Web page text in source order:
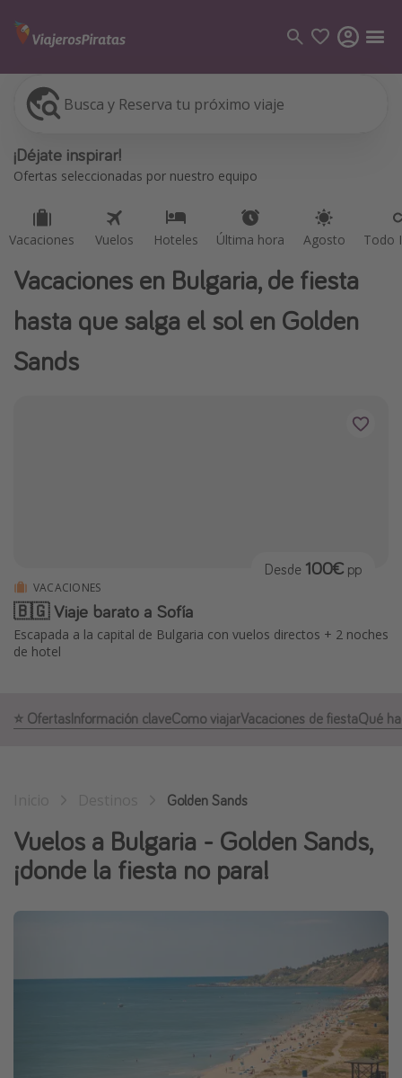
Busca y Reserva tu próximo viaje
¡Déjate inspirar!
Ofertas seleccionadas por nuestro equipo
Vacaciones Vuelos Hoteles Última hora Agosto Todo
Vacaciones
Vuelos
Viajes
Todos los destinos
Tenerife
Inspiración para viajes
Camping
Viajes en tren
Vacaciones de Playa
Viajes para singles
Escapadas románticas
Trabajar en el extranjero
Cruceros por el Mediterráneo
Vacaciones en Bulgaria, de fiesta
hasta que salga el sol en Golden
Sands
VACACIONES
🇧🇬 Viaje barato a Sofía
Escapada a la capital de Bulgaria con vuelos directos + 2 noches
de hotel
Desde 100€ pp
⭐️ OfertasInformación claveComo viajarVacaciones de fiestaQué
Golden Sands
Vuelos a Bulgaria - Golden Sands,
¡donde la fiesta no para!